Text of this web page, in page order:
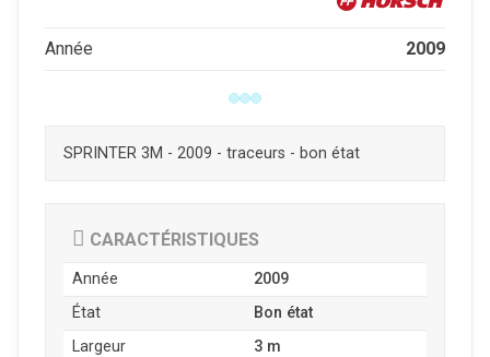
SPRINTER 3M - 2009 - traceurs - bon état
CARACTÉRISTIQUES
Année
2009
État
Bon état
Largeur
3 m
Année 2009